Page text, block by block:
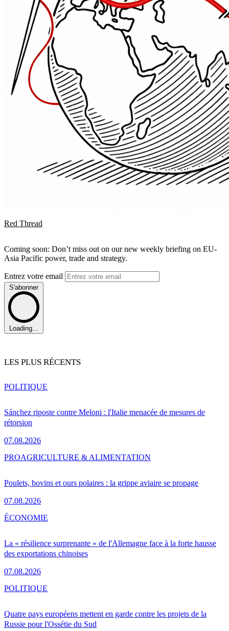
Red Thread
Coming soon: Don’t miss out on our new weekly briefing on EU-
Asia Pacific power, trade and strategy.
Entrez votre email
S'abonner
Loading...
LES PLUS RÉCENTS
Sánchez riposte contre Meloni : l'Italie menacée de mesures de
rétorsion
07.08.2026
POLITIQUE
Poulets, bovins et ours polaires : la grippe aviaire se propage
07.08.2026
PROAGRICULTURE & ALIMENTATION
La « résilience surprenante » de l'Allemagne face à la forte hausse
des exportations chinoises
07.08.2026
ÉCONOMIE
Quatre pays européens mettent en garde contre les projets de la
Russie pour l'Ossétie du Sud
POLITIQUE